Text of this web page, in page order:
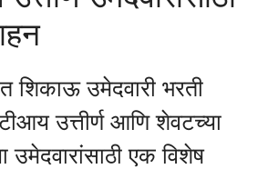
शिकाऊ उमेदवारी भरती
उत्तीर्ण आणि शेवटच्या
उमेदवारांसाठी एक विशेष